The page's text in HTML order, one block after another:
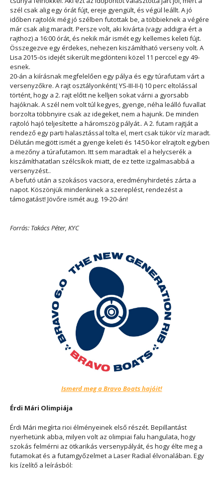
szél csak alig egy órát fújt, ereje gyengült, és végül leállt. A jó
időben rajtolók még jó szélben futottak be, a többieknek a végére
már csak alig maradt. Persze volt, aki kivárta (vagy addigra ért a
rajthoz) a 16:00 órát, és nekik már ismét egy kellemes keleti fújt.
Összegezve egy érdekes, nehezen kiszámítható verseny volt. A
Lisa 2015-ös idejét sikerült megdönteni közel 11 perccel egy 49-
esnek.
20-án a kiírásnak megfelelően egy pálya és egy túrafutam várt a
versenyzőkre. A rajt osztályonként( YS-III-II-I) 10 perc eltolással
történt, hogy a 2. rajt előtt ne kelljen sokat várni a gyorsabb
hajóknak. A szél nem volt túl kegyes, gyenge, néha leálló fuvallat
borzolta többnyire csak az idegeket, nem a hajunk. De minden
rajtoló hajó teljesítette a háromszög pályát.. A 2. futam rajtját a
rendező egy parti halasztással tolta el, mert csak tükör víz maradt.
Délután megjött ismét a gyenge keleti és 14:50-kor elrajtolt egyben
a mezőny a túrafutamon. Itt sem maradtak el a helycserék a
kiszámíthatatlan szélcsíkok miatt, de ez tette izgalmasabbá a
versenyzést..
A befutó után a szokásos vacsora, eredményhirdetés zárta a
napot. Köszönjük mindenkinek a szereplést, rendezést a
támogatást! Jövőre ismét aug. 19-20-án!
Forrás: Takács Péter, KYC
Ismerd meg a Bravo Boats hajóit!
Érdi Mári Olimpiája
Érdi Mári megírta rioi élményeinek első részét. Bepillantást
nyerhetünk abba, milyen volt az olimpiai falu hangulata, hogy
szokás felmérni az ötkarikás versenypályát, és hogy élte meg a
futamokat és a futamgyőzelmet a Laser Radial élvonalában. Egy
kis ízelítő a leírásból: